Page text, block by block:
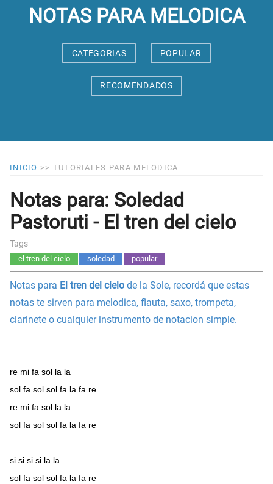
NOTAS PARA MELODICA
CATEGORIAS POPULAR
RECOMENDADOS
INICIO >> TUTORIALES PARA MELODICA
Notas para: Soledad
Pastoruti - El tren del cielo
Tags
el tren del cielo soledad popular
Notas para El tren del cielo de la Sole, recordá que estas
notas te sirven para melodica, flauta, saxo, trompeta,
clarinete o cualquier instrumento de notacion simple.
re mi fa sol la la
sol fa sol sol fa la fa re
re mi fa sol la la
sol fa sol sol fa la fa re
si si si si la la
sol fa sol sol fa la fa re